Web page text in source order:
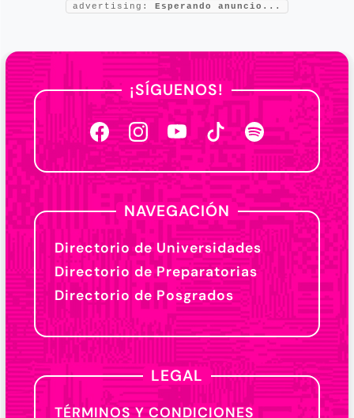
advertising: Esperando anuncio...
¡SÍGUENOS!
NAVEGACIÓN
Directorio de Universidades
Directorio de Preparatorias
Directorio de Posgrados
LEGAL
TÉRMINOS Y CONDICIONES